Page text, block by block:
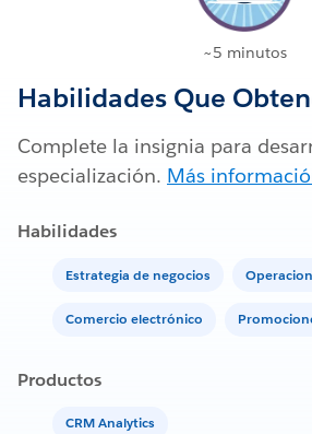
~5 minutos
Habilidades Que
Complete la insignia para
especialización. Más
Habilidades
Estrategia de negocios
Comercio electrónico
Productos
CRM Analytics